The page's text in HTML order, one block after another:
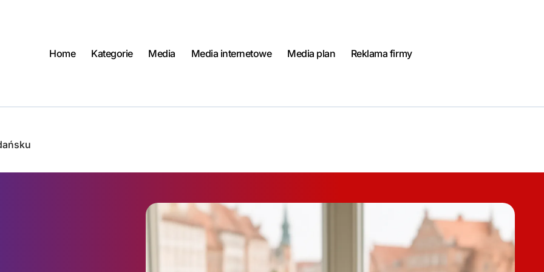
Home Kategorie Media Media internetowe Media plan Reklama firmy